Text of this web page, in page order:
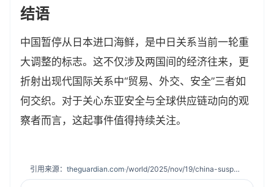
结语
中国暂停从日本进口海鲜，是中日关系当前一轮重
大调整的标志。这不仅涉及两国间的经济往来，更
折射出现代国际关系中“贸易、外交、安全”三者如
何交织。对于关心东亚安全与全球供应链动向的观
察者而言，这起事件值得持续关注。
引用来源： theguardian.com· /world/2025/nov/19/china-suspends-seafood-imports-from-japan-as-taiwan-row-escalates